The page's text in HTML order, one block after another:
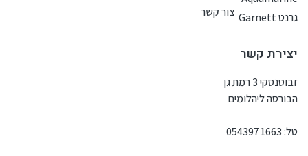
גרנט Garnett
צור קשר
יצירת קשר
זבוטנסקי 3 רמת גן
הבורסה ליהלומים
טל:0543971663